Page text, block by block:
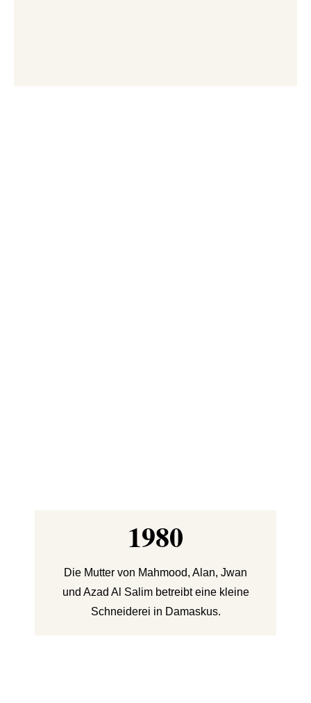
1980
Die Mutter von Mahmood, Alan, Jwan
und Azad Al Salim betreibt eine kleine
Schneiderei in Damaskus.